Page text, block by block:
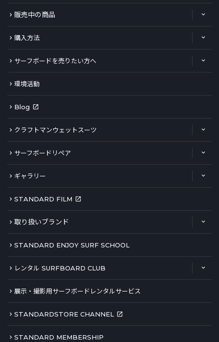
販売中の商品
購入方法
サーフボードを売りたい方へ
環境活動
Blog
クラフトマンウェットスーツ
サーフボードリペア
ギャラリー
STANDARD FILM
取り扱いブランド
STANDARD ENJOY SURF SCHOOL
レンタル SURFBOARD CLUB
展示・撮影用サーフボードレンタルサービス
STANDARDSTORE CHANNEL
STANDARD MEMBERSHIP